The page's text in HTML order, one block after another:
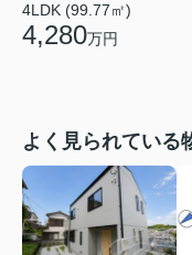
4LDK (99.77㎡)
4,280万円
よく見られている